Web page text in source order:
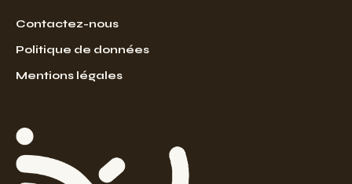
Contactez-nous
Politique de données
Mentions légales